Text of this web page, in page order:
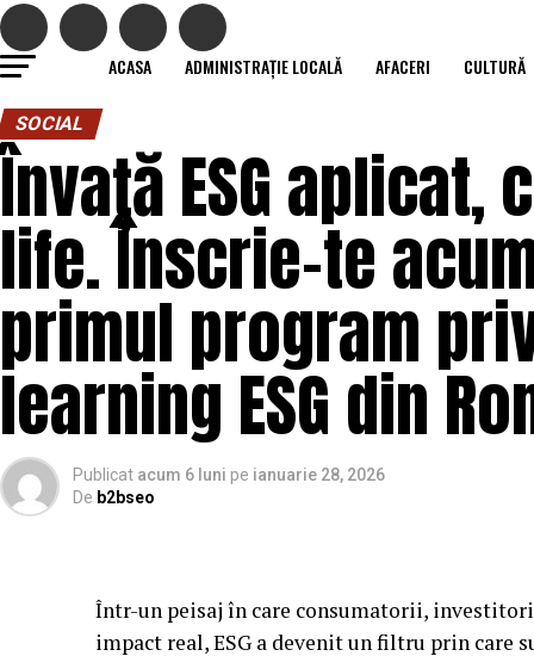
ACASA ADMINISTRAȚIE LOCALĂ AFACERI CULTURĂ
SOCIAL
Învață ESG
life. Înscrie-te acum
primul program
learning ESG din
Publicat acum 6 luni pe ianuarie 28, 2026
De b2bseo
Într-un peisaj în care consumatorii,
impact real, ESG a devenit un filtru prin care